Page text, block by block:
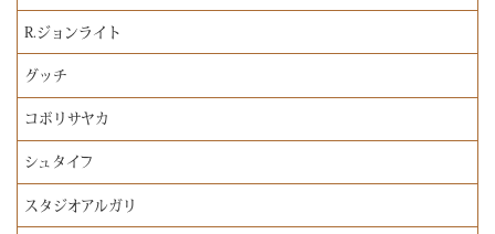
R.ジョンライト
グッチ
コボリサヤカ
シュタイフ
スタジオアルガリ